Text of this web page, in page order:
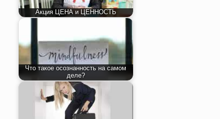
Акция ЦЕНА и ЦЕННОСТЬ
Что такое осознанность на самом
деле?